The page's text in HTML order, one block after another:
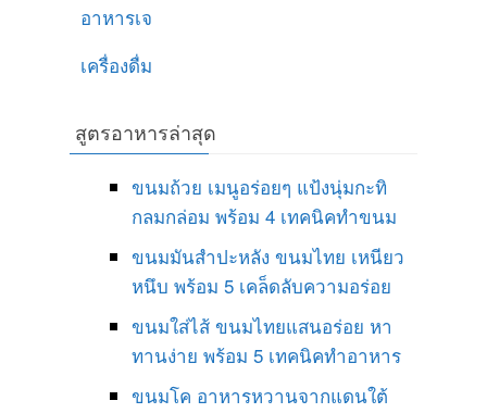
อาหารเจ
เครื่องดื่ม
สูตรอาหารล่าสุด
ขนมถ้วย เมนูอร่อยๆ แป้งนุ่มกะทิ
กลมกล่อม พร้อม 4 เทคนิคทำขนม
ขนมมันสำปะหลัง ขนมไทย เหนียว
หนึบ พร้อม 5 เคล็ดลับความอร่อย
ขนมใส่ไส้ ขนมไทยแสนอร่อย หา
ทานง่าย พร้อม 5 เทคนิคทำอาหาร
ขนมโค อาหารหวานจากแดนใต้